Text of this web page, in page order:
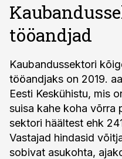
tööandjad
Kaubandussektori
tööandjaks on 2019.
Eesti Keskühistu, mis
suisa kahe koha võrra
sektori häältest ehk
Vastajad hindasid
sobivat asukohta,